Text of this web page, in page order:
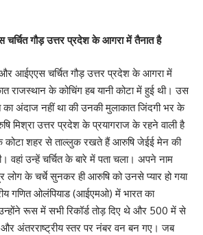
गौड़ उत्तर प्रदेश के आगरा में तैनात है
आईएएस चर्चित गौड़ उत्तर प्रदेश के आगरा में
राजस्थान के कोचिंग हब यानी कोटा में हुई थी। उस
का अंदाज नहीं था की उनकी मुलाकात जिंदगी भर के
मिश्रा उत्तर प्रदेश के प्रयागराज के रहने वाली है
के कोटा शहर से ताल्लुक रखते हैं आरुषि जेईई मेन की
वहां उन्हें चर्चित के बारे में पता चला। अपने नाम
लोग के चर्चे सुनकर ही आरुषि को उनसे प्यार हो गया
गणित ओलंपियाड (आईएमओ) में भारत का
रूस में सभी रिकॉर्ड तोड़ दिए थे और 500 में से
अंतरराष्ट्रीय स्तर पर नंबर वन बन गए। जब